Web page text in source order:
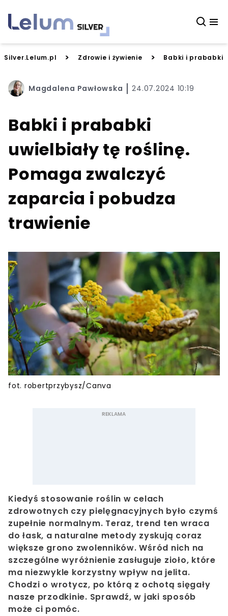
Silver.Lelum.pl > Zdrowie i żywienie > Babki i prababki
Magdalena Pawłowska 24.07.2024 10:19
Babki i prababki
uwielbiały tę roślinę.
Pomaga zwalczyć
zaparcia i pobudza
trawienie
fot. robertprzybysz/Canva
Kiedyś stosowanie roślin w celach
zdrowotnych czy pielęgnacyjnych było czymś
zupełnie normalnym. Teraz, trend ten wraca
do łask, a naturalne metody zyskują coraz
większe grono zwolenników. Wśród nich na
szczególne wyróżnienie zasługuje zioło, które
ma niezwykle korzystny wpływ na jelita.
Chodzi o wrotycz, po którą z ochotą sięgały
nasze przodkinie. Sprawdź, w jaki sposób
może ci pomóc.